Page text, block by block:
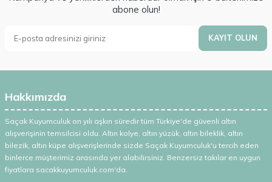
abone olun!
KAYIT OLUN
Hakkımızda
Saçak Kuyumculuk on yılı aşkın süredir tüm Türkiye'de güvenli altın
alışverişinin temsilcisi oldu. Altın kolye, altın yüzük, altın bileklik, altın
bilezik, altın küpe alışverişlerinde sizde Saçak Kuyumculuk'u tercih eden
binlerce müşterimiz arasında yer alabilirsiniz. Benzersiz takılar en uygun
fiyatlara sacakkuyumculuk.com'da.